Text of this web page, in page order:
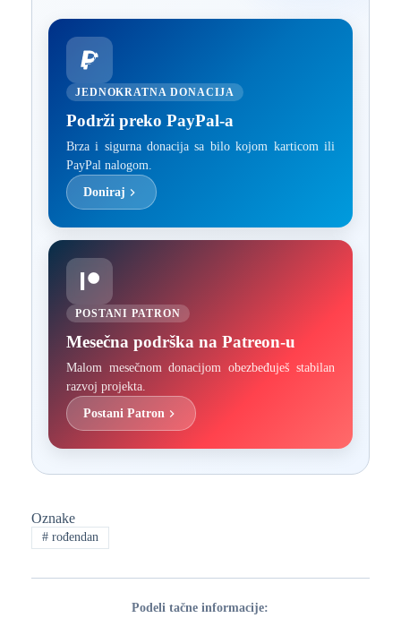
JEDNOKRATNA DONACIJA
Podrži preko PayPal-a
Brza i sigurna donacija sa bilo kojom karticom ili
PayPal nalogom.
Doniraj
POSTANI PATRON
Mesečna podrška na Patreon-u
Malom mesečnom donacijom obezbeđuješ stabilan
razvoj projekta.
Postani Patron
Oznake
#rođendan
Podeli tačne informacije: